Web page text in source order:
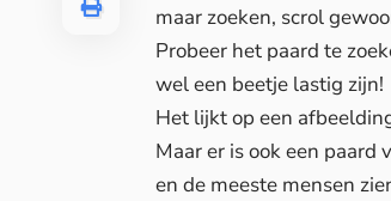
maar zoeken, scrol
Probeer het paard te
wel een beetje lastig zijn!
Het lijkt op een
Maar er is ook een
en de meeste mensen